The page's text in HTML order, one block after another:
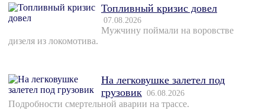
Топливный кризис довел
07.08.2026
Мужчину поймали на воровстве
дизеля из локомотива.
На легковушке залетел под
грузовик 06.08.2026
Подробности смертельной аварии на трассе.